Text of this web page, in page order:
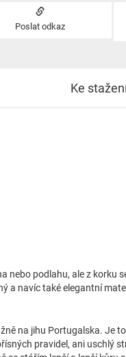
Poslat odkaz
Ke
podlahu, ale z korku
a navíc také elegantní
na jihu Portugalska. Je
pravidel, ani uschlý